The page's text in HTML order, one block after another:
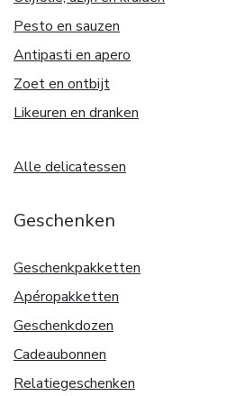
Pesto en sauzen
Antipasti en apero
Zoet en ontbijt
Likeuren en dranken
Alle delicatessen
Geschenken
Geschenkpakketten
Apéropakketten
Geschenkdozen
Cadeaubonnen
Relatiegeschenken